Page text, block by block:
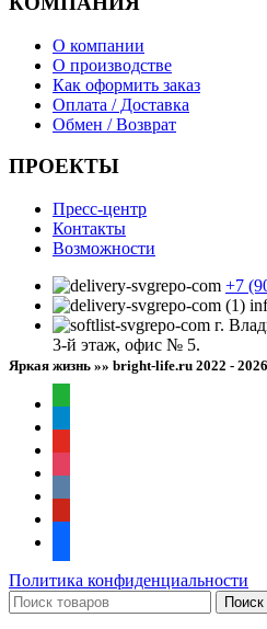
О компании
О производстве
Как оформить заказ
Оплата / Доставка
Обмен / Возврат
ПРОЕКТЫ
Пресс-центр
Контакты
Возможности
+7
г.
3-й этаж, офис № 5.
Яркая жизнь »» bright-life.ru 2022 -
Политика конфиденциальности
Поиск